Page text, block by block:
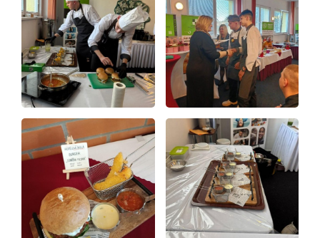
Foto
Video a audio
Virtuální prohlídka
Kontakty